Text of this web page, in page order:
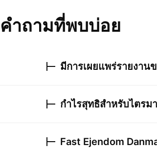
คำถามที่พบบ่อย
มีการเผยแพร่รายงาน
กำไรสุทธิสำหรับไตรม
Fast Ejendom